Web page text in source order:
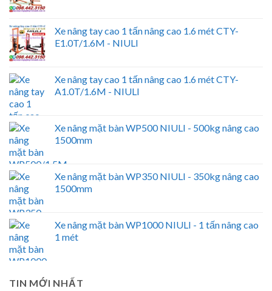
Xe nâng tay cao 1 tấn nâng cao 1.6 mét CTY-
E1.0T/1.6M - NIULI
Xe nâng tay cao 1 tấn nâng cao 1.6 mét CTY-
A1.0T/1.6M - NIULI
Xe nâng mặt bàn WP500 NIULI - 500kg nâng cao
1500mm
Xe nâng mặt bàn WP350 NIULI - 350kg nâng cao
1500mm
Xe nâng mặt bàn WP1000 NIULI - 1 tấn nâng cao
1 mét
TIN MỚI NHẤT